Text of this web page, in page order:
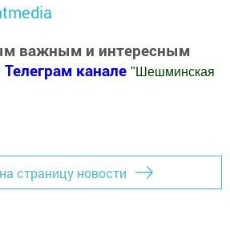
важным и интересным
Телеграм канале " Шешминская
страницу новости